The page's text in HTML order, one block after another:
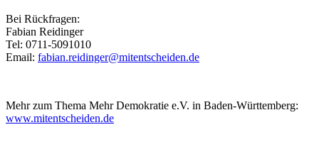
Bei Rückfragen:
Fabian Reidinger
Tel: 0711-5091010
Email: fabian.reidinger@mitentscheiden.de
Mehr zum Thema Mehr Demokratie e.V. in Baden-Württemberg:
www.mitentscheiden.de